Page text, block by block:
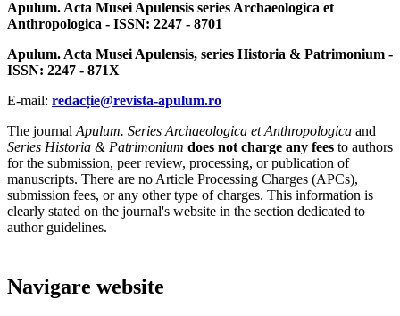
Apulum. Acta Musei Apulensis series Archaeologica et
Anthropologica - ISSN: 2247 - 8701
Apulum. Acta Musei Apulensis, series Historia & Patrimonium -
ISSN: 2247 - 871X
E-mail: redacție@revista-apulum.ro
The journalApulum. Series Archaeologica et Anthropologica and
Series Historia & Patrimonium does not charge any fees to authors
for the submission, peer review, processing, or publication of
manuscripts. There are no Article Processing Charges (APCs),
submission fees, or any other type of charges. This information is
clearly stated on the journal's website in the section dedicated to
author guidelines.
Navigare website